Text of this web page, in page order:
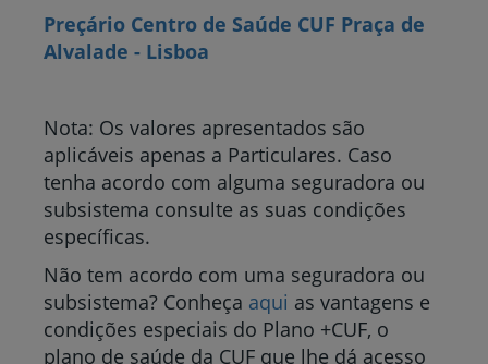
Preçário Centro de Saúde CUF Praça de
Alvalade - Lisboa
Nota: Os valores apresentados são
aplicáveis apenas a Particulares. Caso
tenha acordo com alguma seguradora ou
subsistema consulte as suas condições
específicas.
Não tem acordo com uma seguradora ou
subsistema? Conheça aqui as vantagens e
condições especiais do Plano +CUF, o
plano de saúde da CUF que lhe dá acesso